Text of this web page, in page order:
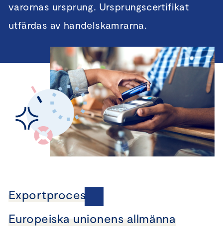
varornas ursprung. Ursprungscertifikat
utfärdas av handelskamrarna.
Exportprocesser
Europeiska unionens allmänna